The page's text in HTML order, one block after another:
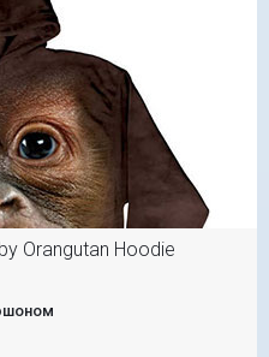
Orangutan Hoodie